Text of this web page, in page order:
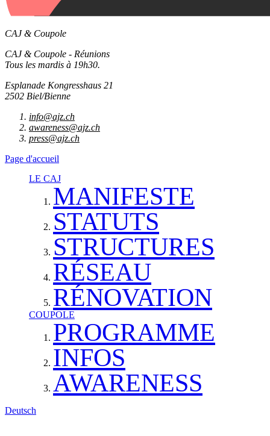
CAJ & Coupole
CAJ & Coupole - Réunions
Tous les mardis à 19h30.
Esplanade Kongresshaus 21
2502 Biel/Bienne
info@ajz.ch
awareness@ajz.ch
press@ajz.ch
Page d'accueil
LE CAJ
MANIFESTE
STATUTS
STRUCTURES
RÉSEAU
RÉNOVATION
COUPOLE
PROGRAMME
INFOS
AWARENESS
Deutsch